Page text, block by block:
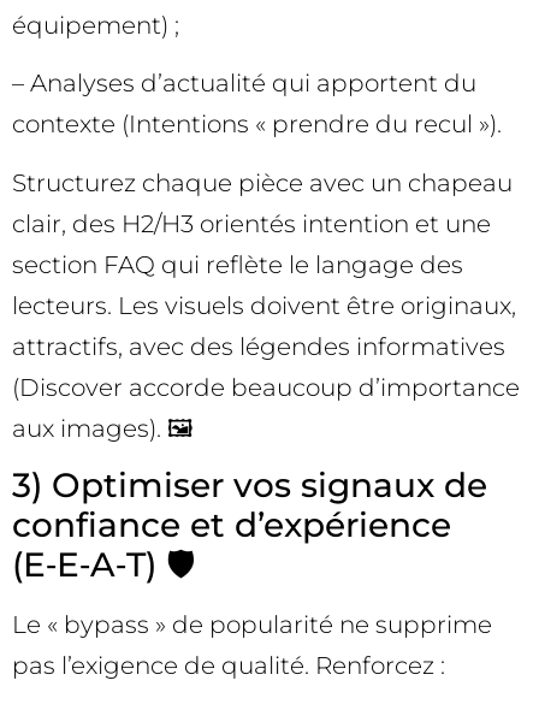
équipement) ;
– Analyses d’actualité qui apportent du
contexte (Intentions « prendre du recul »).
Structurez chaque pièce avec un chapeau
clair, des H2/H3 orientés intention et une
section FAQ qui reflète le langage des
lecteurs. Les visuels doivent être originaux,
attractifs, avec des légendes informatives
(Discover accorde beaucoup d’importance
aux images). 🖼️
3) Optimiser vos signaux de
confiance et d’expérience
(E‑E‑A‑T) 🛡️
Le « bypass » de popularité ne supprime
pas l’exigence de qualité. Renforcez :